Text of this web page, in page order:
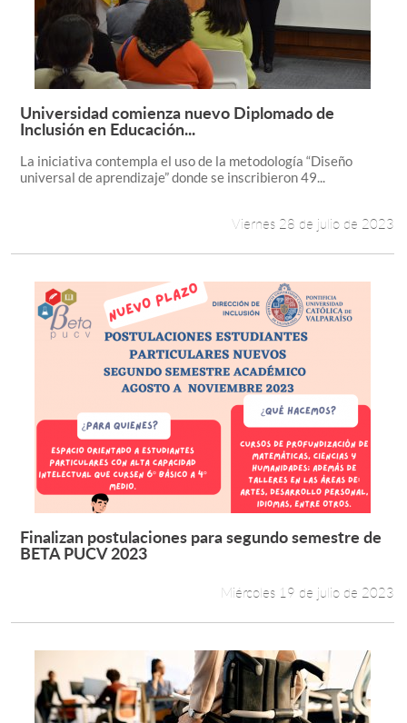
Leer más +
Universidad comienza nuevo Diplomado de
Inclusión en Educación...
La iniciativa contempla el uso de la metodología “Diseño
universal de aprendizaje” donde se inscribieron 49...
Viernes 28 de julio de 2023
Leer más +
Finalizan postulaciones para segundo semestre de
BETA PUCV 2023
Miércoles 19 de julio de 2023